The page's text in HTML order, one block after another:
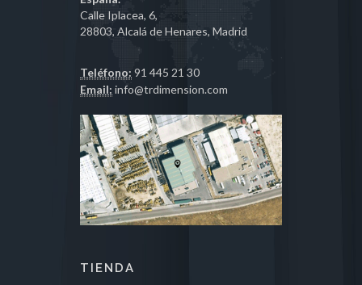
Calle Iplacea, 6,
28803, Alcalá de Henares, Madrid
Teléfono: 91 445 21 30
Email: info@trdimension.com
TIENDA